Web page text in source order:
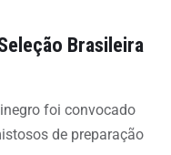
Brasileira
foi convocado
de preparação